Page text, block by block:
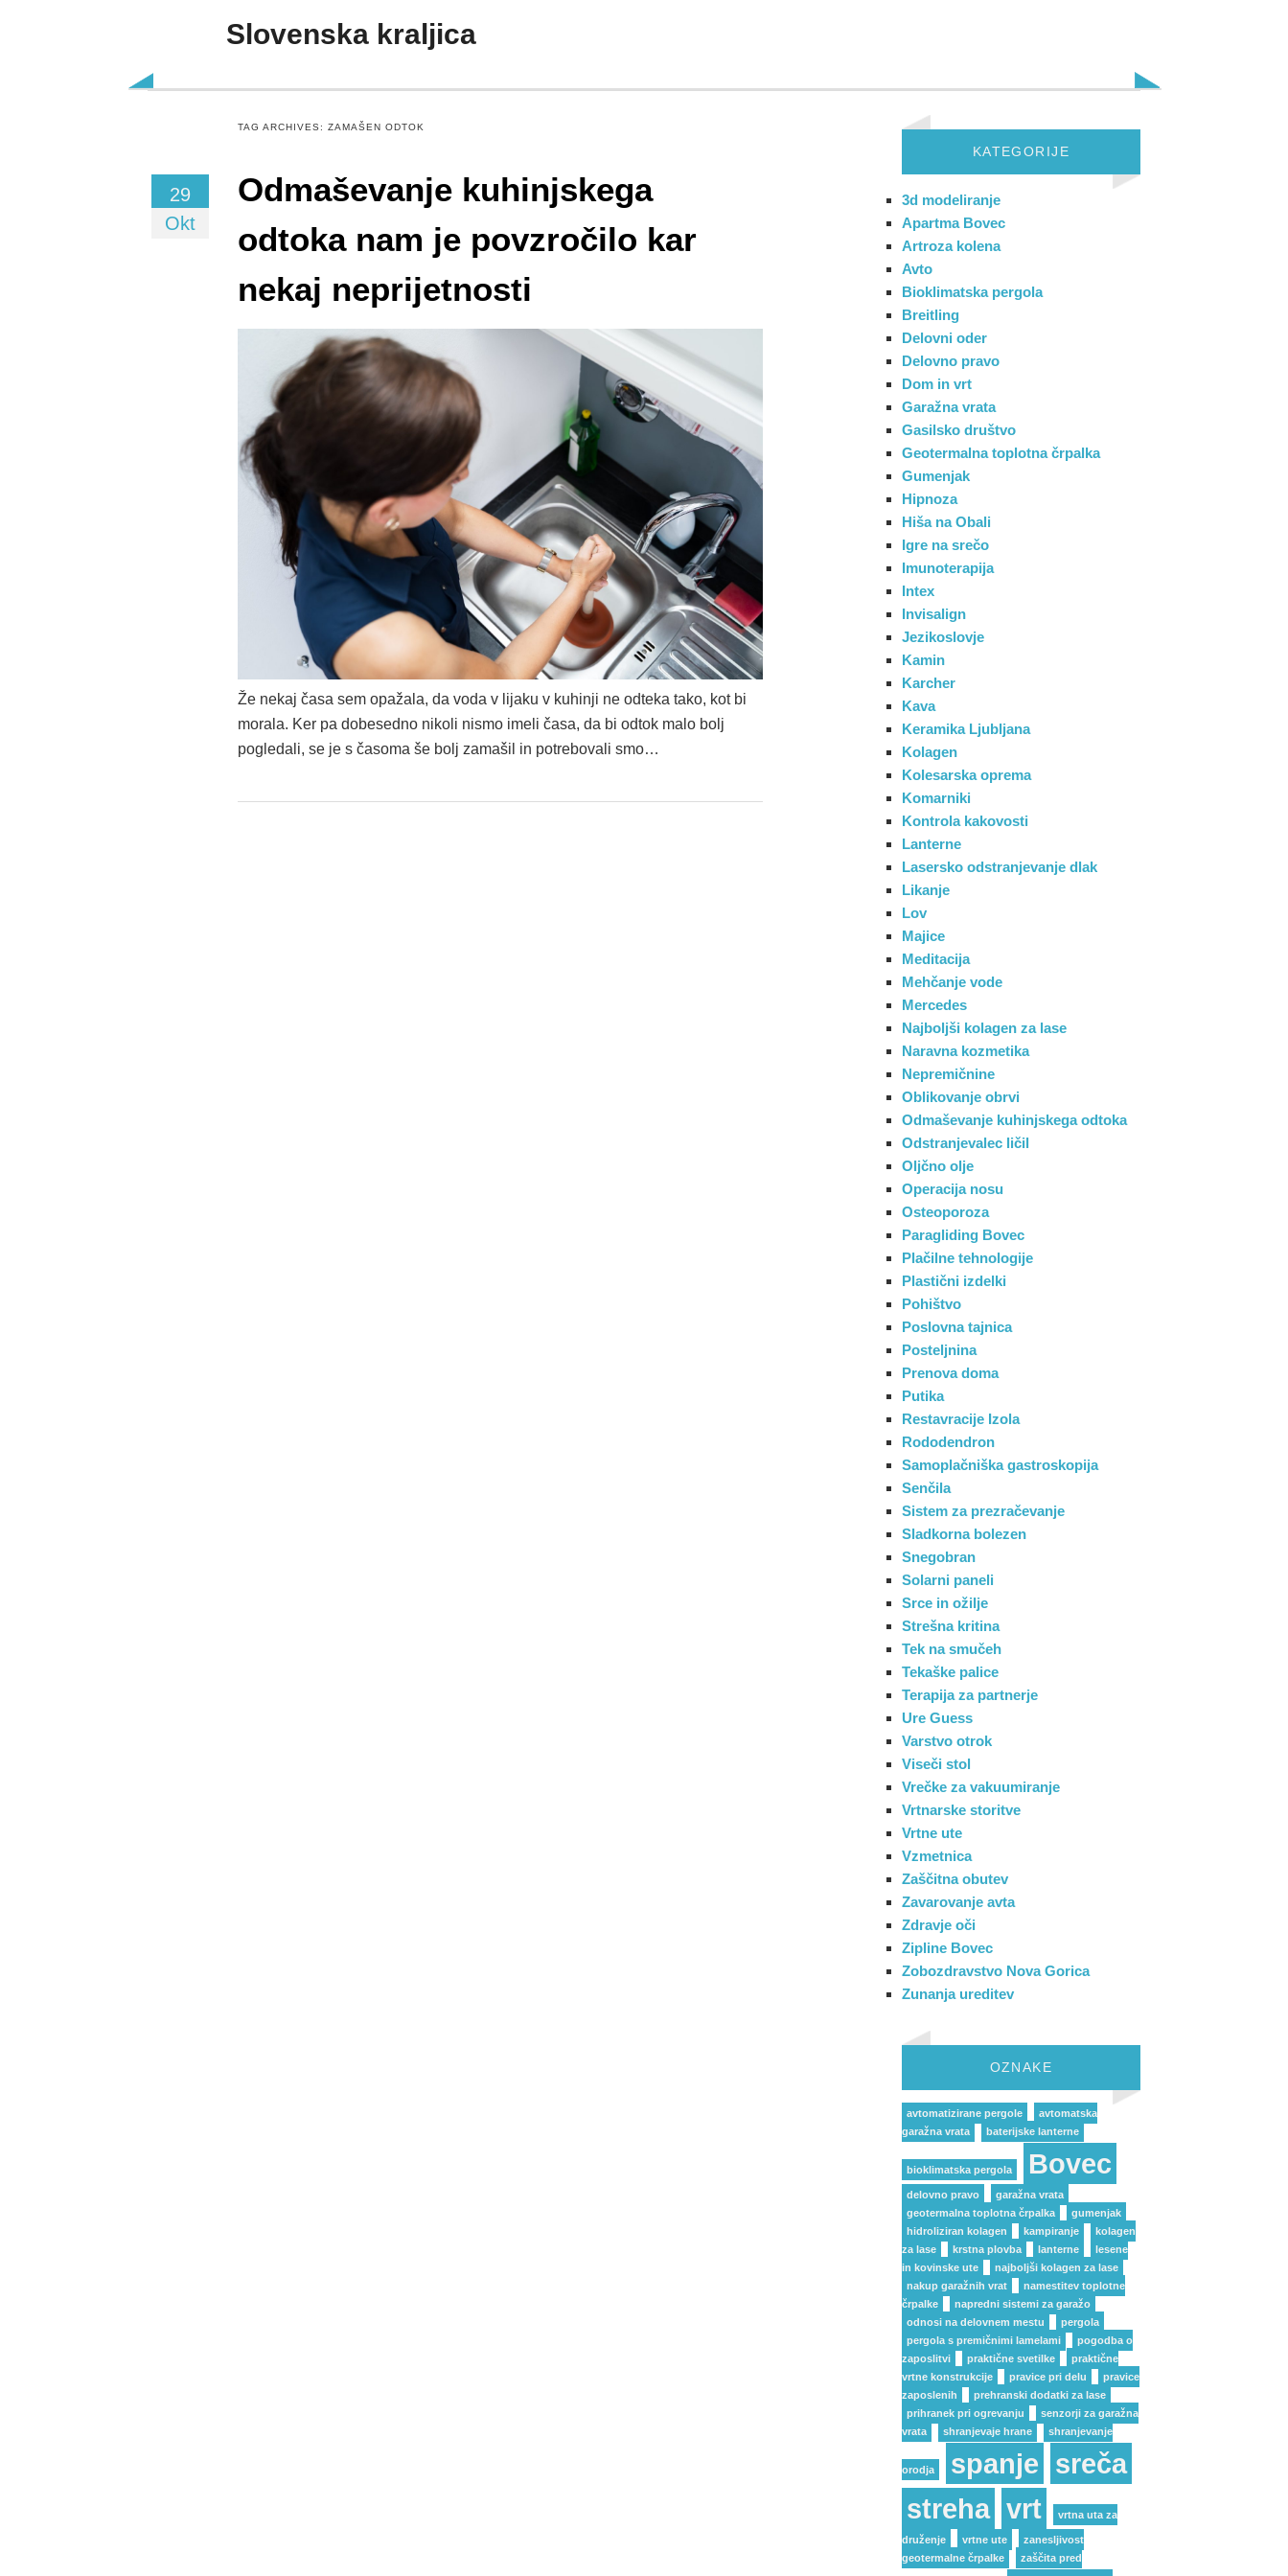
Slovenska kraljica
TAG ARCHIVES: ZAMAŠEN ODTOK
29
Okt
Odmaševanje kuhinjskega
odtoka nam je povzročilo kar
nekaj neprijetnosti
Že nekaj časa sem opažala, da voda v lijaku v kuhinji ne odteka tako, kot bi
morala. Ker pa dobesedno nikoli nismo imeli časa, da bi odtok malo bolj
pogledali, se je s časoma še bolj zamašil in potrebovali smo…
KATEGORIJE
3d modeliranje
Apartma Bovec
Artroza kolena
Avto
Bioklimatska pergola
Breitling
Delovni oder
Delovno pravo
Dom in vrt
Garažna vrata
Gasilsko društvo
Geotermalna toplotna črpalka
Gumenjak
Hipnoza
Hiša na Obali
Igre na srečo
Imunoterapija
Intex
Invisalign
Jezikoslovje
Kamin
Karcher
Kava
Keramika Ljubljana
Kolagen
Kolesarska oprema
Komarniki
Kontrola kakovosti
Lanterne
Lasersko odstranjevanje dlak
Likanje
Lov
Majice
Meditacija
Mehčanje vode
Mercedes
Najboljši kolagen za lase
Naravna kozmetika
Nepremičnine
Oblikovanje obrvi
Odmaševanje kuhinjskega odtoka
Odstranjevalec ličil
Oljčno olje
Operacija nosu
Osteoporoza
Paragliding Bovec
Plačilne tehnologije
Plastični izdelki
Pohištvo
Poslovna tajnica
Posteljnina
Prenova doma
Putika
Restavracije Izola
Rododendron
Samoplačniška gastroskopija
Senčila
Sistem za prezračevanje
Sladkorna bolezen
Snegobran
Solarni paneli
Srce in ožilje
Strešna kritina
Tek na smučeh
Tekaške palice
Terapija za partnerje
Ure Guess
Varstvo otrok
Viseči stol
Vrečke za vakuumiranje
Vrtnarske storitve
Vrtne ute
Vzmetnica
Zaščitna obutev
Zavarovanje avta
Zdravje oči
Zipline Bovec
Zobozdravstvo Nova Gorica
Zunanja ureditev
OZNAKE
avtomatizirane pergole
avtomatska
garažna vrata
baterijske lanterne
bioklimatska pergola Bovec
delovno pravo
garažna vrata
geotermalna toplotna črpalka
gumenjak
hidroliziran kolagen
kampiranje
kolagen
za lase
krstna plovba lanterne
lesene
in kovinske ute
najboljši kolagen za lase
nakup garažnih vrat
namestitev toplotne
črpalke
napredni sistemi za garažo
odnosi na delovnem mestu
pergola
pergola s premičnimi lamelami
pogodba o
zaposlitvi
praktične svetilke
praktične
vrtne konstrukcije
pravice pri delu
pravice
zaposlenih
prehranski dodatki za lase
prihranek pri ogrevanju
senzorji za garažna
vrata
shranjevaje hrane shranjevanje
orodja spanje sreča
streha vrt vrtna uta za
druženje vrtne ute
zanesljivost
geotermalne črpalke
zaščita pred